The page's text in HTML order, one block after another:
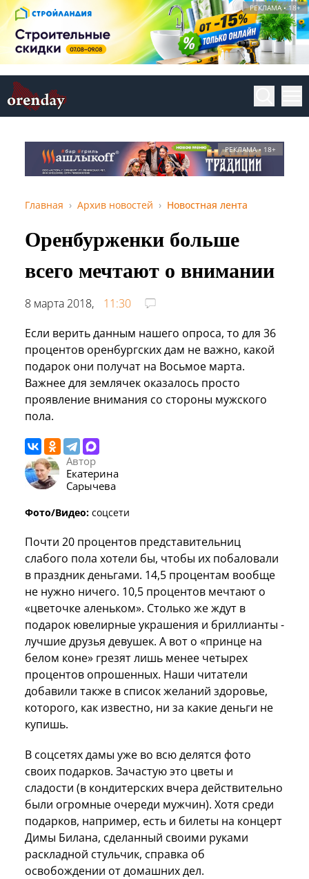
РЕКЛАМА • 18+
РЕКЛАМА • 18+
Главная Архив новостей Новостная лента
Оренбурженки больше
всего мечтают о внимании
8 марта 2018,
11:30
Если верить данным нашего опроса, то для 36
процентов оренбургских дам не важно, какой
подарок они получат на Восьмое марта.
Важнее для землячек оказалось просто
проявление внимания со стороны мужского
пола.
Автор
Екатерина
Сарычева
Фото/Видео: соцсети
Почти 20 процентов представительниц
слабого пола хотели бы, чтобы их побаловали
в праздник деньгами. 14,5 процентам вообще
не нужно ничего. 10,5 процентов мечтают о
«цветочке аленьком». Столько же ждут в
подарок ювелирные украшения и бриллианты -
лучшие друзья девушек. А вот о «принце на
белом коне» грезят лишь менее четырех
процентов опрошенных. Наши читатели
добавили также в список желаний здоровье,
которого, как известно, ни за какие деньги не
купишь.
В соцсетях дамы уже во всю делятся фото
своих подарков. Зачастую это цветы и
сладости (в кондитерских вчера действительно
были огромные очереди мужчин). Хотя среди
подарков, например, есть и билеты на концерт
Димы Билана, сделанный своими руками
раскладной стульчик, справка об
освобождении от домашних дел.